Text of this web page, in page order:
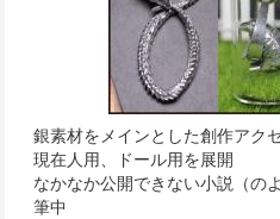
銀素材をメインとした創作アク
現在人用、ドール用を展開
なかなか公開できない小説（の
筆中